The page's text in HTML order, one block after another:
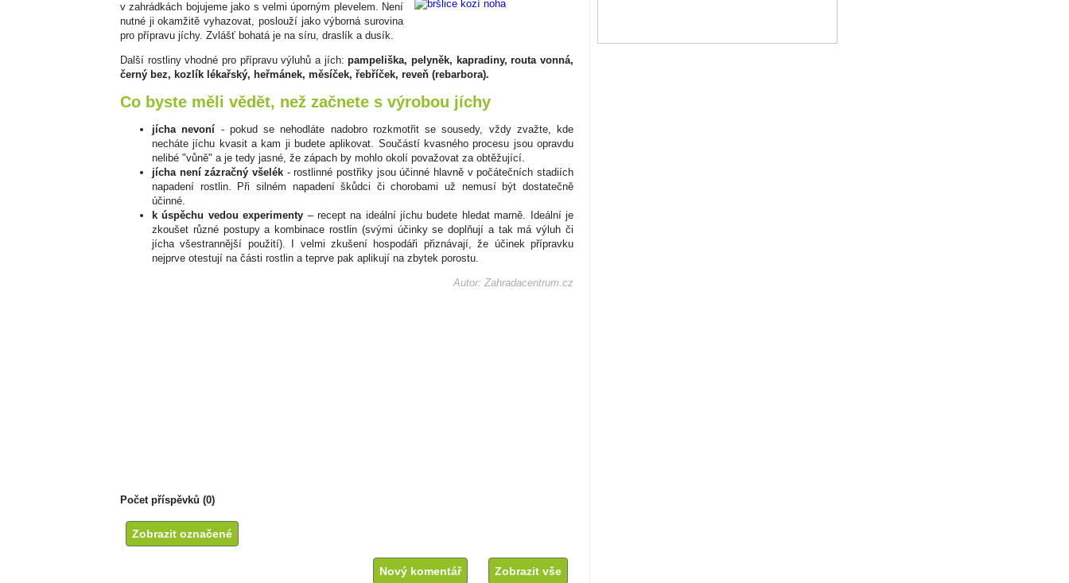
v zahrádkách bojujeme jako s velmi úporným plevelem. Není
nutné ji okamžitě vyhazovat, poslouží jako výborná surovina
pro přípravu jíchy. Zvlášť bohatá je na síru, draslík a dusík.
Další rostliny vhodné pro přípravu výluhů a jích:pampeliška, pelyněk, kapradiny, routa vonná,
černý bez, kozlík lékařský, heřmánek, měsíček, řebříček, reveň (rebarbora).
Co byste měli vědět, než začnete s výrobou jíchy
jícha nevoní - pokud se nehodláte nadobro rozkmotřit se sousedy, vždy zvažte, kde
necháte jíchu kvasit a kam ji budete aplikovat. Součástí kvasného procesu jsou opravdu
nelibé "vůně" a je tedy jasné, že zápach by mohlo okolí považovat za obtěžující.
jícha není zázračný všelék - rostlinné postřiky jsou účinné hlavně v počátečních stadiích
napadení rostlin. Při silném napadení škůdci či chorobami už nemusí být dostatečně
účinné.
k úspěchu vedou experimenty – recept na ideální jíchu budete hledat marně. Ideální je
zkoušet různé postupy a kombinace rostlin (svými účinky se doplňují a tak má výluh či
jícha všestrannější použití). I velmi zkušení hospodáři přiznávají, že účinek přípravku
nejprve otestují na části rostlin a teprve pak aplikují na zbytek porostu.
Autor: Zahradacentrum.cz
Počet příspěvků (0)
Nový komentář Zobrazit vše